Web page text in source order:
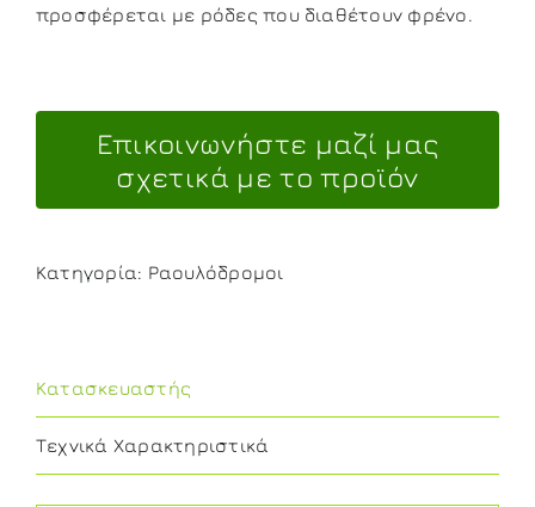
προσφέρεται με ρόδες που διαθέτουν φρένο.
Κατηγορία: Ραουλόδρομοι
Κατασκευαστής
Τεχνικά Χαρακτηριστικά